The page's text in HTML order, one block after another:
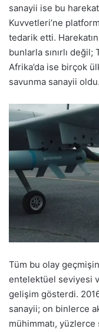
sanayii ise bu
Kuvvetleri’ne
tedarik etti.
bunlarla sınırlı değil;
Afrika’da ise birçok
savunma sanayii oldu.
Tüm bu olay
entelektüel seviyesi
gelişim gösterdi.
sanayii; on binlerce
mühimmatı, yüzlerce